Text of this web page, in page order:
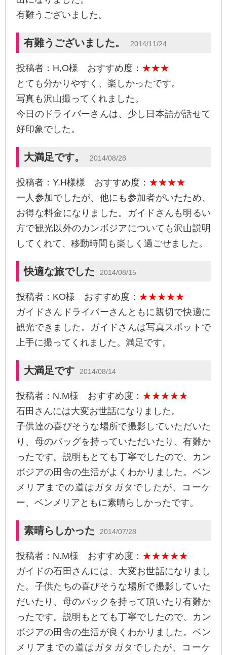
有難うございました。
有難うございました。 2014/11/24
投稿者：H,O様 おすすめ度： ★★★
とても分かりやすく、楽しかったです。
写真も沢山撮ってくれました。
今日のドライバーさんは、少し日本語が話せて
好印象でした。
大満足です。 2014/08/28
投稿者：Y.H様様 おすすめ度： ★★★★
一人参加でしたが、他にも参加者がいたため、
お得な料金になりました。ガイドさんも明るい
方で観光以外のカンボジアについても沢山説明
してくれて、移動時間も楽しく過ごせました。
快適な旅でした 2014/08/15
投稿者：KO様 おすすめ度： ★★★★★
ガイドさんドライバーさんともに親切で快適に
観光できました。ガイドさんは写真スポットで
上手に撮ってくれました。満足です。
大満足です 2014/08/14
投稿者：N.M様 おすすめ度： ★★★★★
石田さんには大変お世話になりました。
子供達の喜びそうな場所で撮影していただいた
り、母のバッグを持っていただいたり、有難か
ったです。説明もとても丁寧でしたので、カン
ボジアの田舎の生活がよくわかりました。ベン
メリアまでの道はガタガタでしたが、コーケ
ー、ベンメリアともに素晴らしかったです。
素晴らしかった 2014/07/28
投稿者：N.M様 おすすめ度： ★★★★★
ガイドの石田さんには、大変お世話になりまし
た。子供たちの喜びそうな場所で撮影していた
だいたり、母のバックを持って頂いたり有難か
ったです。説明もとても丁寧でしたので、カン
ボジアの田舎の生活が良くわかりました。ベン
メリアまでの道はガタガタでしたが、コーケ